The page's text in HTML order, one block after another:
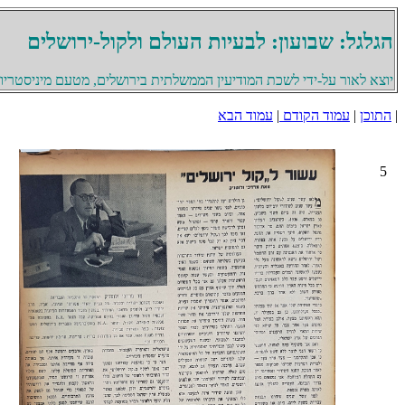
הגלגל: שבועון: לבעיות העולם ולקול-ירושלים
יוצא לאור על-ידי לשכת המודיעין הממשלתית בירושלים, מטעם
| התוכן | עמוד הקודם | עמוד הבא
5